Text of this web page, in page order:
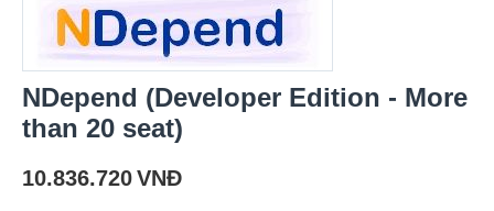
NDepend (Developer Edition - More
than 20 seat)
10.836.720VNĐ